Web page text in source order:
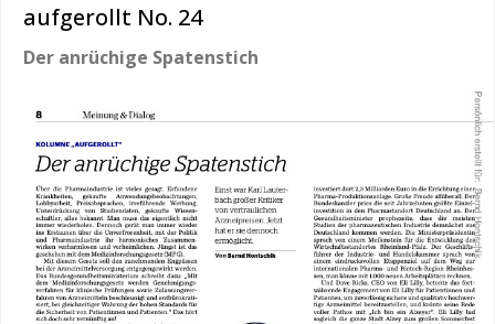
aufgerollt No. 24
Der anrüchige Spatenstich